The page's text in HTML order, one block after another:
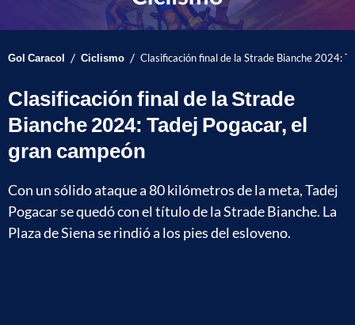
Gol Caracol / Ciclismo / Clasificación final de la Strade Bianche 2024:
Clasificación final de la Strade
Bianche 2024: Tadej Pogacar, el
gran campeón
Con un sólido ataque a 80 kilómetros de la meta, Tadej
Pogacar se quedó con el título de la Strade Bianche. La
Plaza de Siena se rindió a los pies del esloveno.